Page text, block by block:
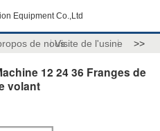
Equipment Co.,Ltd
de nousVisite de l'usine >>
12 24 36 Franges de
volant